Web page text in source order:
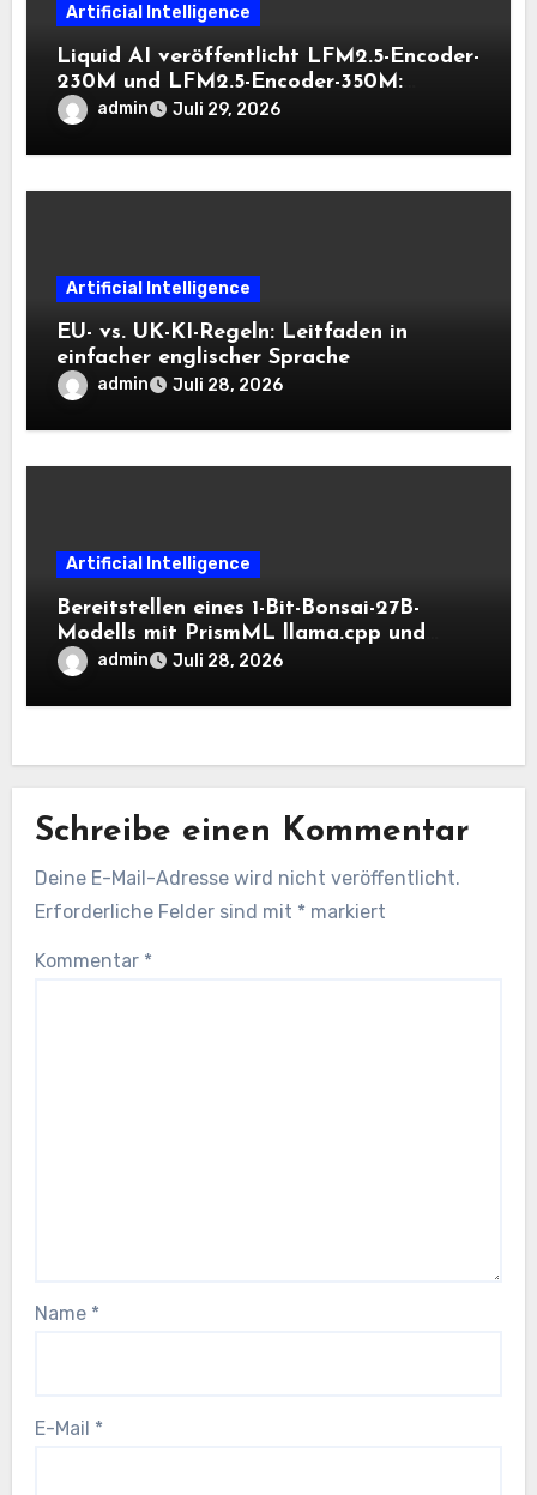
Artificial Intelligence
Liquid AI veröffentlicht LFM2.5-Encoder-
230M und LFM2.5-Encoder-350M:
Bidirektionale Encoder, die bei 8K-
Kontext auf der CPU schnell bleiben
admin Juli 29, 2026
Artificial Intelligence
EU- vs. UK-KI-Regeln: Leitfaden in
einfacher englischer Sprache
admin Juli 28, 2026
Artificial Intelligence
Bereitstellen eines 1-Bit-Bonsai-27B-
Modells mit PrismML llama.cpp und
OpenAI-kompatiblen lokalen Inferenz-
Workflows
admin Juli 28, 2026
Schreibe einen Kommentar
Deine E-Mail-Adresse wird nicht veröffentlicht.
Erforderliche Felder sind mit * markiert
Kommentar *
Name *
E-Mail *